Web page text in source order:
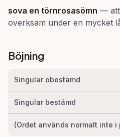
sova en törnrosasömn —
overksam under en mycket
Böjning
Singular obestämd
Singular bestämd
(Ordet används normalt inte i